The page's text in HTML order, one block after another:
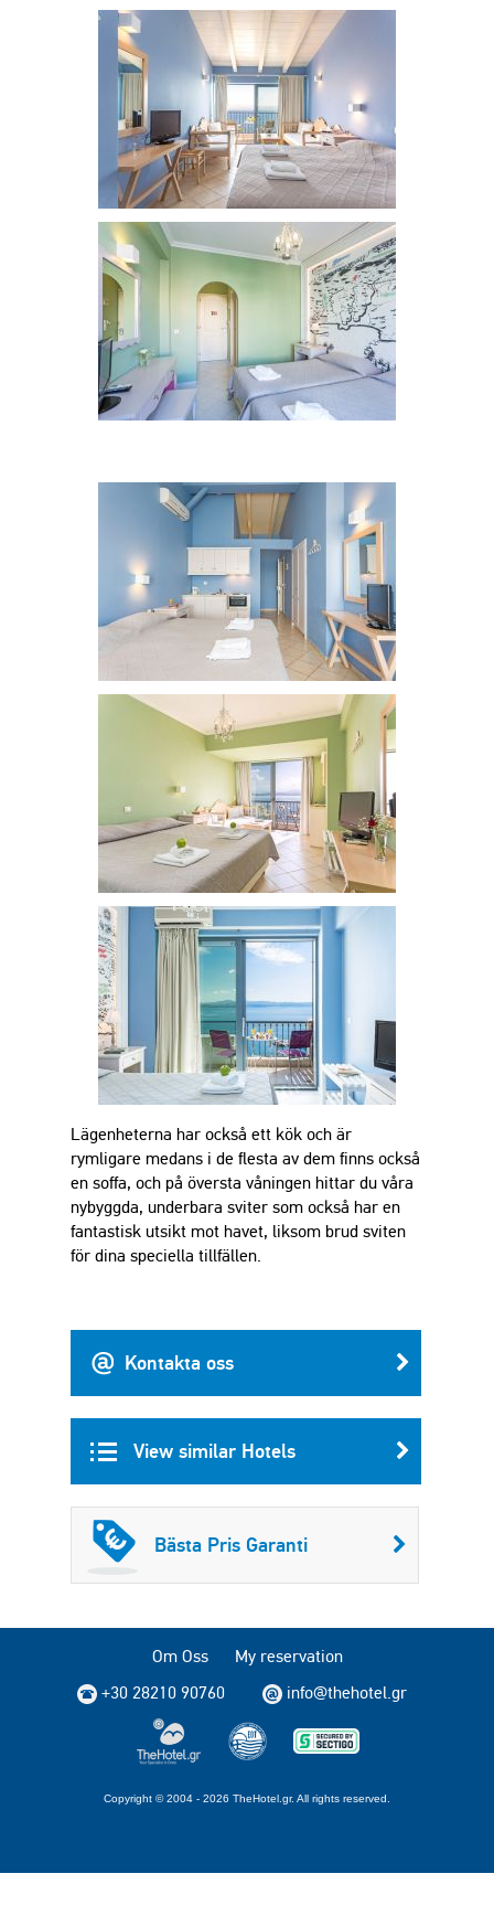
Lägenheterna har också ett kök och är
rymligare medans i de flesta av dem finns också
en soffa, och på översta våningen hittar du våra
nybyggda, underbara sviter som också har en
fantastisk utsikt mot havet, liksom brud sviten
för dina speciella tillfällen.
Kontakta oss
View similar Hotels
Bästa Pris Garanti
Om Oss
My reservation
+30 28210 90760
info@thehotel.gr
Copyright © 2004 - 2026 TheHotel.gr. All rights reserved.